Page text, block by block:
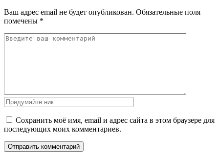
Ваш адрес email не будет опубликован. Обязательные поля
помечены *
Сохранить моё имя, email и адрес сайта в этом браузере для
последующих моих комментариев.